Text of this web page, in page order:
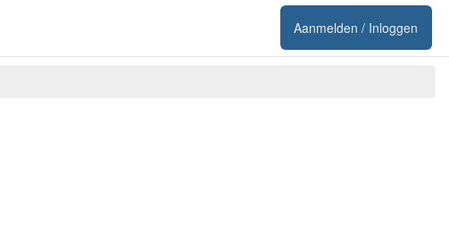
Aanmelden / Inloggen